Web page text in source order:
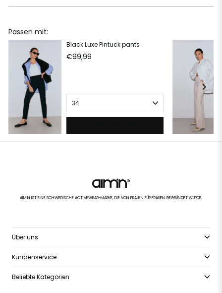
Passen mit:
Black Luxe Pintuck pants
€99,99
AIM'N IST EINE SCHWEDISCHE ACTIVEWEAR-MARKE, DIE VON FRAUEN FÜR FRAUEN GEGRÜNDET WURDE.
Über uns
Kundenservice
Beliebte Kategorien